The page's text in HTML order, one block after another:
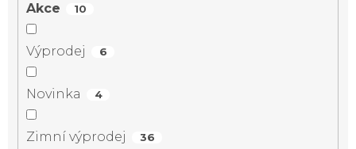
Akce 10
Výprodej 6
Novinka 4
Zimní výprodej 36